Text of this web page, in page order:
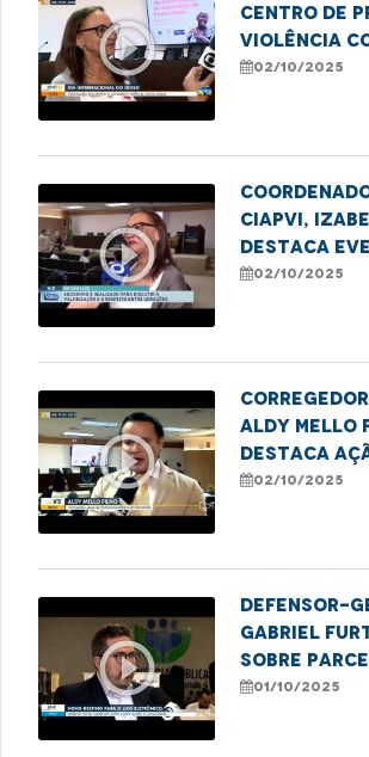
play_circle_outline
Centro de
Violência
Idoso da
pessoa
02/10/2025
play_circle_outline
CIAPVI,
destaca
em alusão
02/10/2025
play_circle_outline
Aldy Mello
destaca
Defensoria
Pessoa
02/10/2025
play_circle_outline
Defensor-
Gabriel
sobre
IEMA em
01/10/2025